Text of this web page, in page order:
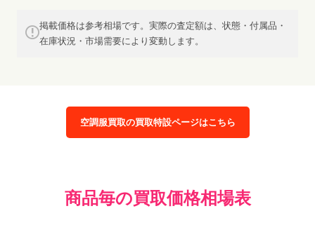
掲載価格は参考相場です。実際の査定額は、状態・付属品・
在庫状況・市場需要により変動します。
空調服買取の買取特設ページはこちら
商品毎の買取価格相場表